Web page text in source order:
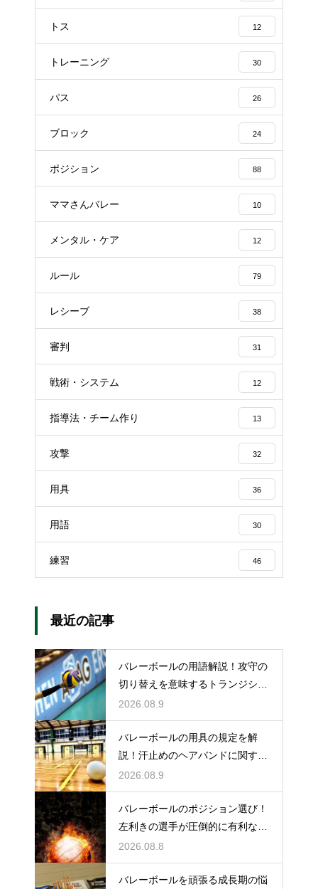
トス 12
トレーニング 30
パス 26
ブロック 24
ポジション 88
ママさんバレー 10
メンタル・ケア 12
ルール 79
レシーブ 38
審判 31
戦術・システム 12
指導法・チーム作り 13
攻撃 32
用具 36
用語 30
練習 46
最近の記事
バレーボールの用語解説！攻守の
切り替えを意味するトランジショ
ンとは
2026.08.9
バレーボールの用具の規定を解
説！汗止めのヘアバンドに関する
ルール
2026.08.9
バレーボールのポジション選び！
左利きの選手が圧倒的に有利な場
所とは
2026.08.8
バレーボールを頑張る成長期の悩